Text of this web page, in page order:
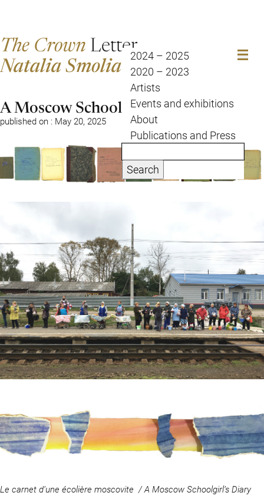
The Crown Letter2024 – 2025
2020 – 2023
Artists
Events and exhibitions
About
Publications and Press
Natalia Smolianskaia
Posted by Natalia Smolianskaia
A Moscow Schoolgirl’s Diary
published on : May 20, 2025
Le carnet d’une écolière moscovite / A Moscow Schoolgirl’s Diary